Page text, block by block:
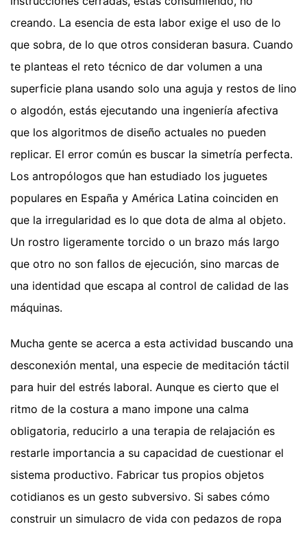
creando. La esencia de esta labor exige el uso de lo
que sobra, de lo que otros consideran basura. Cuando
te planteas el reto técnico de dar volumen a una
superficie plana usando solo una aguja y restos de lino
o algodón, estás ejecutando una ingeniería afectiva
que los algoritmos de diseño actuales no pueden
replicar. El error común es buscar la simetría perfecta.
Los antropólogos que han estudiado los juguetes
populares en España y América Latina coinciden en
que la irregularidad es lo que dota de alma al objeto.
Un rostro ligeramente torcido o un brazo más largo
que otro no son fallos de ejecución, sino marcas de
una identidad que escapa al control de calidad de las
máquinas.
Mucha gente se acerca a esta actividad buscando una
desconexión mental, una especie de meditación táctil
para huir del estrés laboral. Aunque es cierto que el
ritmo de la costura a mano impone una calma
obligatoria, reducirlo a una terapia de relajación es
restarle importancia a su capacidad de cuestionar el
sistema productivo. Fabricar tus propios objetos
cotidianos es un gesto subversivo. Si sabes cómo
construir un simulacro de vida con pedazos de ropa